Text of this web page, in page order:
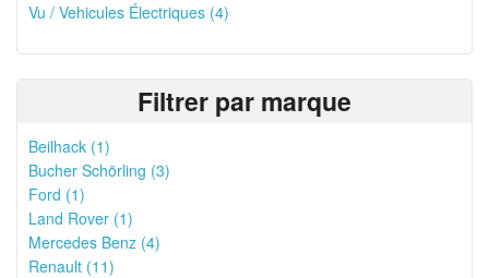
Vu / Vehicules Électriques (4)
Filtrer par marque
Beilhack (1)
Bucher Schörling (3)
Ford (1)
Land Rover (1)
Mercedes Benz (4)
Renault (11)